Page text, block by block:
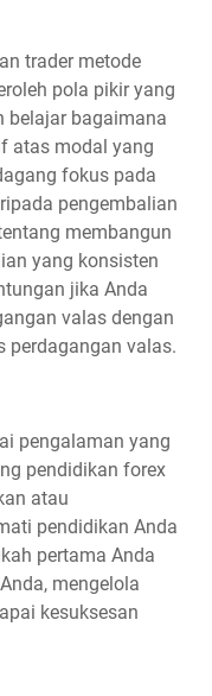
trader metode
pola pikir yang
belajar bagaimana
atas modal yang
fokus pada
pengembalian
membangun
yang konsisten
jika Anda
valas dengan
perdagangan valas.
pengalaman yang
pendidikan forex
atau
pendidikan Anda
pertama Anda
mengelola
kesuksesan